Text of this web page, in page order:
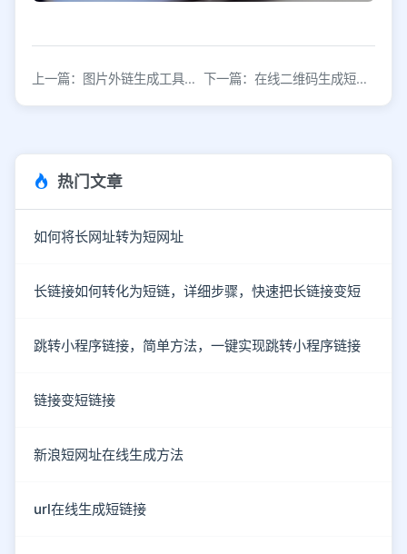
上一篇：图片外链生成工具推荐：快速获取永久有效图片链接 下一篇：在线二维码生成短链接工具，一键制作扫码直达
热门文章
如何将长网址转为短网址
长链接如何转化为短链，详细步骤，快速把长链接变短
跳转小程序链接，简单方法，一键实现跳转小程序链接
链接变短链接
新浪短网址在线生成方法
url在线生成短链接